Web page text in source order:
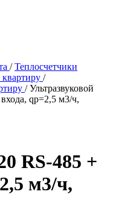
/Теплосчетчики
/
/Ультразвуковой
qp=2,5 м3/ч,
RS-485 +
м3/ч,